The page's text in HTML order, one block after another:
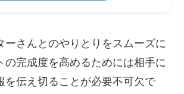
ーさんとのやりとりをスムーズに
の完成度を高めるためには相手に
を伝え切ることが必要不可欠で